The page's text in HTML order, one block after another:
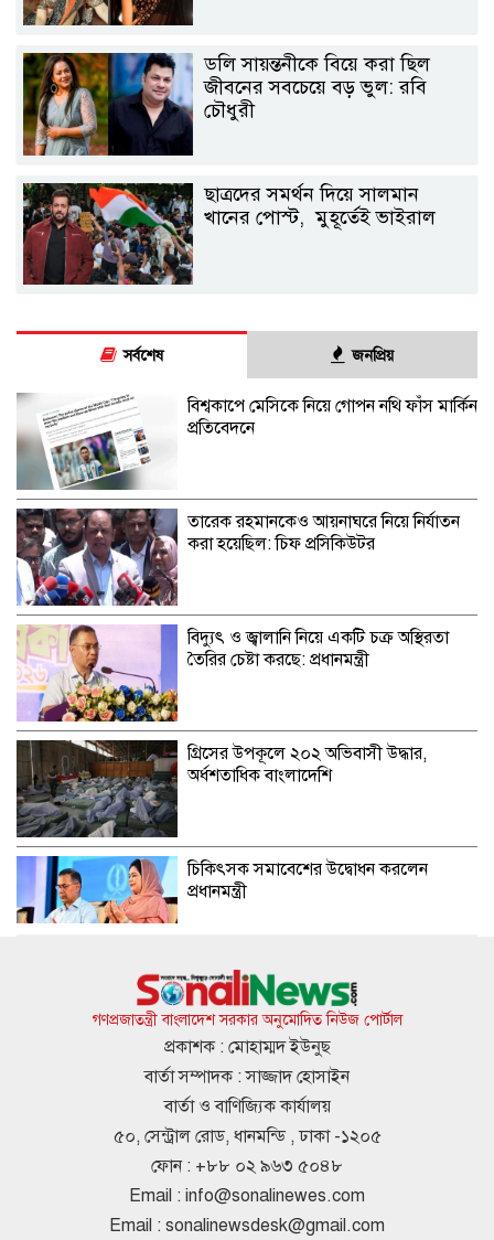
ডলি সায়ন্তনীকে বিয়ে করা ছিল
জীবনের সবচেয়ে বড় ভুল: রবি
চৌধুরী
ছাত্রদের সমর্থন দিয়ে সালমান
খানের পোস্ট, মুহূর্তেই ভাইরাল
সর্বশেষ জনপ্রিয়
বিশ্বকাপে মেসিকে নিয়ে গোপন নথি ফাঁস মার্কিন
প্রতিবেদনে
তারেক রহমানকেও আয়নাঘরে নিয়ে নির্যাতন
করা হয়েছিল: চিফ প্রসিকিউটর
বিদ্যুৎ ও জ্বালানি নিয়ে একটি চক্র অস্থিরতা
তৈরির চেষ্টা করছে: প্রধানমন্ত্রী
গ্রিসের উপকূলে ২০২ অভিবাসী উদ্ধার,
অর্ধশতাধিক বাংলাদেশি
চিকিৎসক সমাবেশের উদ্বোধন করলেন
প্রধানমন্ত্রী
সৌদি,পাকিস্তান ও তুরস্কের যৌথ প্রতিরক্ষা
চুক্তি, নেপথ্যে কি?
একদিনের ব্যবধানে দেশের বাজারে স্বর্ণের
দামে বড় লাফ
জুলাই স্মৃতি জাদুঘর পরিদর্শন করলেন এনসিপি
গণপ্রজাতন্ত্রী বাংলাদেশ সরকার অনুমোদিত নিউজ পোর্টাল
প্রকাশক : মোহাম্মদ ইউনুছ
বার্তা সম্পাদক : সাজ্জাদ হোসাইন
বার্তা ও বাণিজ্যিক কার্যালয়
৫০, সেন্ট্রাল রোড, ধানমন্ডি , ঢাকা -১২০৫
ফোন : +৮৮ ০২ ৯৬৩ ৫০৪৮
Email : info@sonalinewes.com
Email : sonalinewsdesk@gmail.com